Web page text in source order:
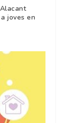
joves en